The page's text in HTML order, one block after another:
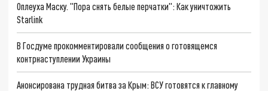
Оплеуха Маску. "Пора снять белые перчатки": Как уничтожить
Starlink
В Госдуме прокомментировали сообщения о готовящемся
контрнаступлении Украины
Анонсирована трудная битва за Крым: ВСУ готовятся к главному